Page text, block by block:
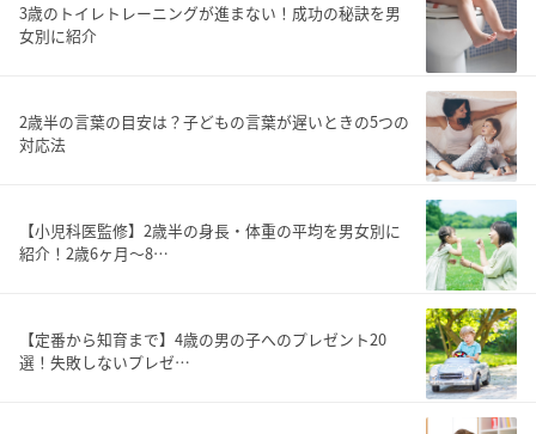
3歳のトイレトレーニングが進まない！成功の秘訣を男
女別に紹介
2歳半の言葉の目安は？子どもの言葉が遅いときの5つの
対応法
【小児科医監修】2歳半の身長・体重の平均を男女別に
紹介！2歳6ヶ月～8…
【定番から知育まで】4歳の男の子へのプレゼント20
選！失敗しないプレゼ…